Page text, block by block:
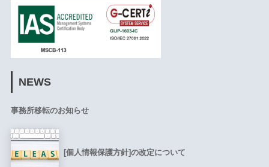
NEWS
事務所移転のお知らせ
[個人情報保護方針]の改定について